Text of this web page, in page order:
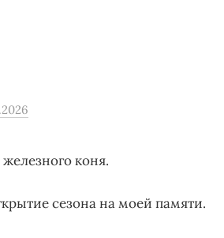
коня.
сезона на моей памяти.